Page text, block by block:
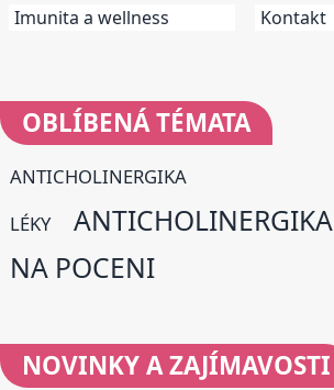
Imunita a wellness Kontakt
OBLÍBENÁTÉMATA
ANTICHOLINERGIKA
LÉKY
ANTICHOLINERGIKA
NA POCENI
NOVINKYA ZAJÍMAVOSTI